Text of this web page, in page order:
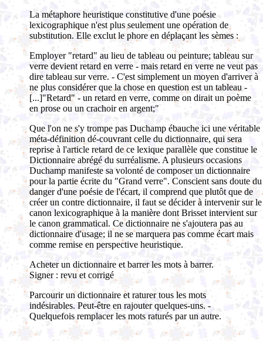
La métaphore heuristique constitutive d'une poésie
lexicographique n'est plus seulement une opération de
substitution. Elle exclut le phore en déplaçant les sèmes :
Employer "retard" au lieu de tableau ou peinture; tableau sur
verre devient retard en verre - mais retard en verre ne veut pas
dire tableau sur verre. - C'est simplement un moyen d'arriver à
ne plus considérer que la chose en question est un tableau -
[...]"Retard" - un retard en verre, comme on dirait un poème
en prose ou un crachoir en argent;"
Que l'on ne s'y trompe pas Duchamp ébauche ici une véritable
méta-définition dé-couvrant celle du dictionnaire, qui sera
reprise à l'article retard de ce lexique parallèle que constitue le
Dictionnaire abrégé du surréalisme. A plusieurs occasions
Duchamp manifeste sa volonté de composer un dictionnaire
pour la partie écrite du "Grand verre". Conscient sans doute du
danger d'une poésie de l'écart, il comprend que plutôt que de
créer un contre dictionnaire, il faut se décider à intervenir sur le
canon lexicographique à la manière dont Brisset intervient sur
le canon grammatical. Ce dictionnaire ne s'ajoutera pas au
dictionnaire d'usage; il ne se marquera pas comme écart mais
comme remise en perspective heuristique.
Acheter un dictionnaire et barrer les mots à barrer.
Signer : revu et corrigé
Parcourir un dictionnaire et raturer tous les mots
indésirables. Peut-être en rajouter quelques-uns. -
Quelquefois remplacer les mots raturés par un autre.